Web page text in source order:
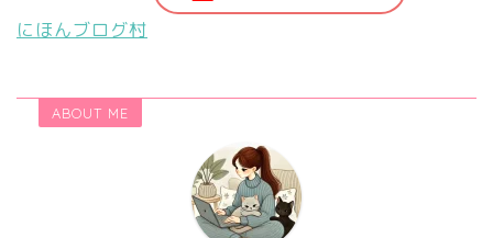
にほんブログ村
ABOUT ME